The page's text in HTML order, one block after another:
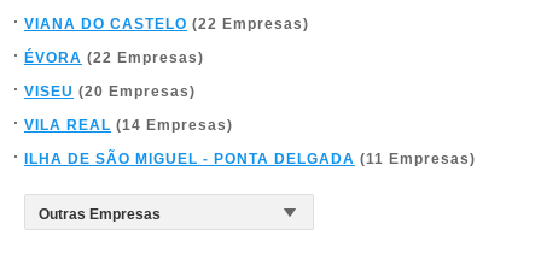
VIANA DO CASTELO (22 Empresas)
ÉVORA (22 Empresas)
VISEU (20 Empresas)
VILA REAL (14 Empresas)
ILHA DE SÃO MIGUEL - PONTA DELGADA (11 Empresas)